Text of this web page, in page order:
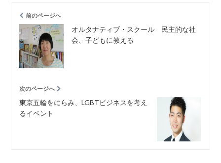
前のページへ
オルタナティブ・スクール 民主的な社
会、子どもに教える
次のページへ
東京五輪をにらみ、LGBTビジネスを考え
るイベント